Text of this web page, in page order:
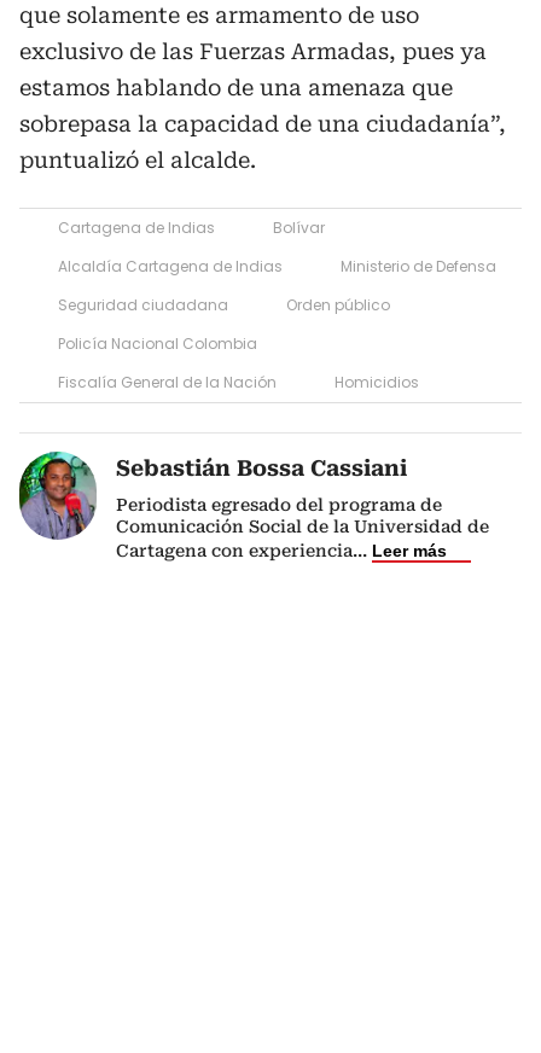
que solamente es armamento de uso
exclusivo de las Fuerzas Armadas, pues ya
estamos hablando de una amenaza que
sobrepasa la capacidad de una ciudadanía”,
puntualizó el alcalde.
Cartagena de Indias
Bolívar
Alcaldía Cartagena de Indias
Ministerio de Defensa
Seguridad ciudadana
Orden público
Policía Nacional Colombia
Fiscalía General de la Nación
Homicidios
Sebastián Bossa Cassiani
Periodista egresado del programa de
Comunicación Social de la Universidad de
Cartagena con experiencia... Leer más